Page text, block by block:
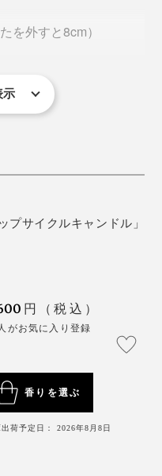
のアロマキャンドルを
ルアーティスト率いる
を外すと8cm）
１点ずつ異なります。色を指定
示
プサイクルキャンドル」
円（税込）
がお気に入り登録
香りを選ぶ
荷予定日： 2026年8月8日